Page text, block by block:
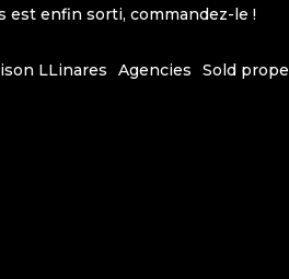
est enfin sorti, commandez-le !
LLinares Agencies Sold